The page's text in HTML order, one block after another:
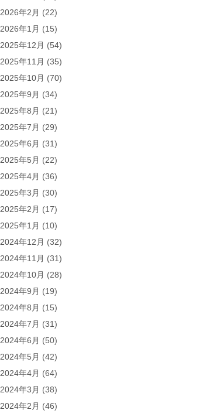
2026年2月 (22)
2026年1月 (15)
2025年12月 (54)
2025年11月 (35)
2025年10月 (70)
2025年9月 (34)
2025年8月 (21)
2025年7月 (29)
2025年6月 (31)
2025年5月 (22)
2025年4月 (36)
2025年3月 (30)
2025年2月 (17)
2025年1月 (10)
2024年12月 (32)
2024年11月 (31)
2024年10月 (28)
2024年9月 (19)
2024年8月 (15)
2024年7月 (31)
2024年6月 (50)
2024年5月 (42)
2024年4月 (64)
2024年3月 (38)
2024年2月 (46)